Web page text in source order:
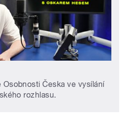
Česka ve vysílání
rozhlasu.